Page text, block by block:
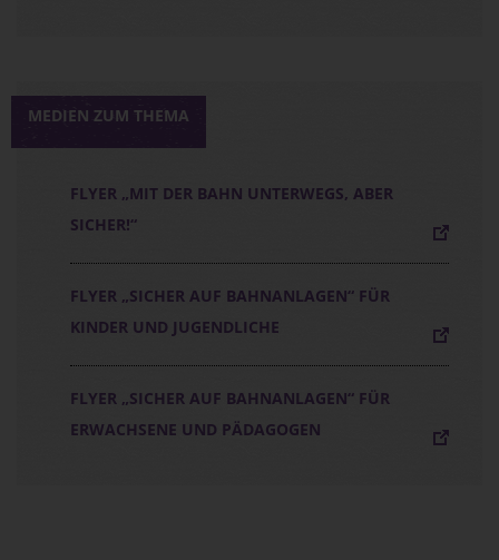
MEDIEN ZUM THEMA
FLYER „MIT DER BAHN UNTERWEGS, ABER
SICHER!“
FLYER „SICHER AUF BAHNANLAGEN“ FÜR
KINDER UND JUGENDLICHE
FLYER „SICHER AUF BAHNANLAGEN“ FÜR
ERWACHSENE UND PÄDAGOGEN